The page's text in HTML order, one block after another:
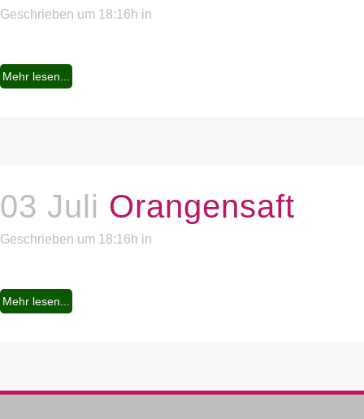
Geschrieben um 18:16h in
Mehr lesen...
03 Juli Orangensaft
Geschrieben um 18:16h in
Mehr lesen...